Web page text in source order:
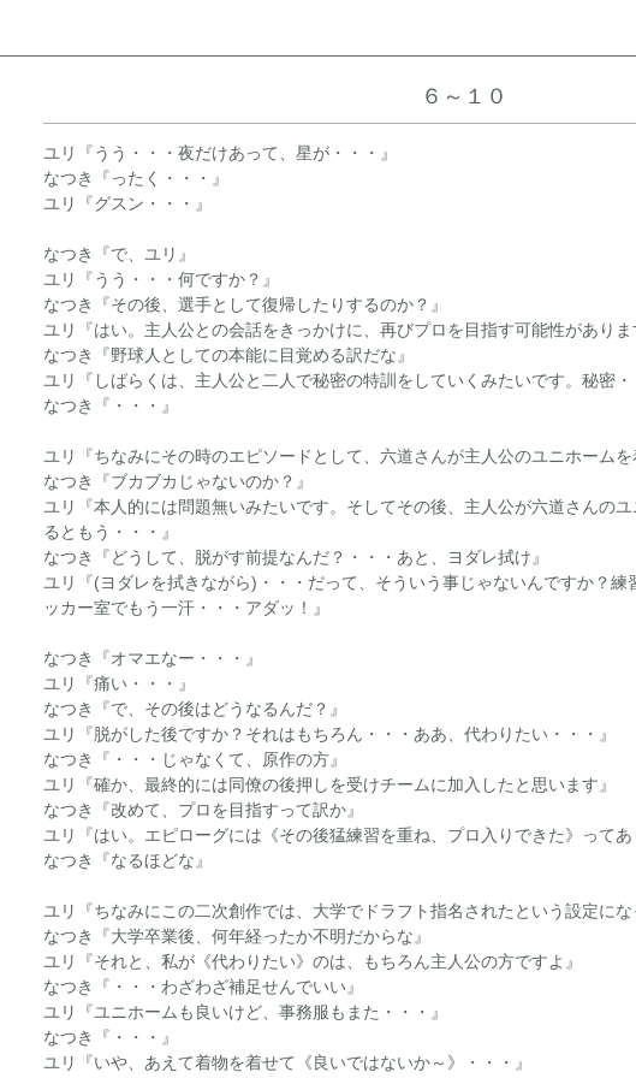
６～１０
ユリ『うう・・・夜だけあって、星が・・・』
なつき『ったく・・・』
ユリ『グスン・・・』
なつき『で、ユリ』
ユリ『うう・・・何ですか？』
なつき『その後、選手として復帰したりするのか？』
ユリ『はい。主人公との会話をきっかけに、再びプロを目指す可能性がありま
なつき『野球人としての本能に目覚める訳だな』
ユリ『しばらくは、主人公と二人で秘密の特訓をしていくみたいです。秘密・
なつき『・・・』
ユリ『ちなみにその時のエピソードとして、六道さんが主人公のユニホームを
なつき『ブカブカじゃないのか？』
ユリ『本人的には問題無いみたいです。そしてその後、主人公が六道さんの
るともう・・・』
なつき『どうして、脱がす前提なんだ？・・・あと、ヨダレ拭け』
ユリ『(ヨダレを拭きながら)・・・だって、そういう事じゃないんですか？練
ッカー室でもう一汗・・・アダッ！』
なつき『オマエなー・・・』
ユリ『痛い・・・』
なつき『で、その後はどうなるんだ？』
ユリ『脱がした後ですか？それはもちろん・・・ああ、代わりたい・・・』
なつき『・・・じゃなくて、原作の方』
ユリ『確か、最終的には同僚の後押しを受けチームに加入したと思います』
なつき『改めて、プロを目指すって訳か』
ユリ『はい。エピローグには《その後猛練習を重ね、プロ入りできた》ってあ
なつき『なるほどな』
ユリ『ちなみにこの二次創作では、大学でドラフト指名されたという設定にな
なつき『大学卒業後、何年経ったか不明だからな』
ユリ『それと、私が《代わりたい》のは、もちろん主人公の方ですよ』
なつき『・・・わざわざ補足せんでいい』
ユリ『ユニホームも良いけど、事務服もまた・・・』
なつき『・・・』
ユリ『いや、あえて着物を着せて《良いではないか～》・・・』